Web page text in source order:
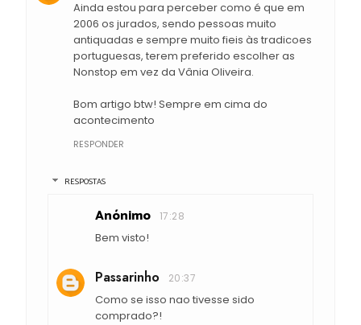
Ainda estou para perceber como é que em
2006 os jurados, sendo pessoas muito
antiquadas e sempre muito fieis às tradicoes
portuguesas, terem preferido escolher as
Nonstop em vez da Vânia Oliveira.
Bom artigo btw! Sempre em cima do
acontecimento
RESPONDER
RESPOSTAS
Anónimo 17:28
Bem visto!
Passarinho 20:37
Como se isso nao tivesse sido
comprado?!